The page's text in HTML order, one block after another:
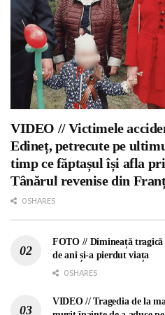
VIDEO // Victimele
Edineț, petrecute pe
timp ce făptașul își afla
Tânărul revenise din
0 SHARES
FOTO // Dimineață
de ani și-a pierdut viața
0 SHARES
VIDEO // Tragedia de la